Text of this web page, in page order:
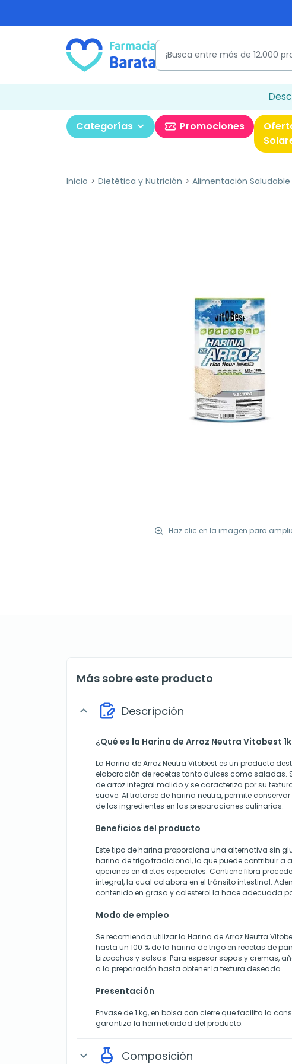
Categorías Promociones
Inicio Dietética y Nutrición Alimentación Saludable
Haz clic en la imagen para
Más sobre este producto
expand_more Descripción
¿Qué es la Harina de Arroz Neutra Vitobest
La Harina de Arroz Neutra Vitobest es un producto
elaboración de recetas tanto dulces como saladas.
de arroz integral molido y se caracteriza por su
suave. Al tratarse de harina neutra, permite
de los ingredientes en las preparaciones culinarias.
Beneficios del producto
Este tipo de harina proporciona una alternativa sin
harina de trigo tradicional, lo que puede contribuir a
opciones en dietas especiales. Contiene fibra
integral, la cual colabora en el tránsito intestinal.
contenido en grasa y colesterol la hace adecuada
Modo de empleo
Se recomienda utilizar la Harina de Arroz Neutra
hasta un 100 % de la harina de trigo en recetas de
bizcochos y salsas. Para espesar sopas y cremas,
a la preparación hasta obtener la textura deseada.
Presentación
Envase de 1 kg, en bolsa con cierre que facilita la
garantiza la hermeticidad del producto.
expand_more Composición